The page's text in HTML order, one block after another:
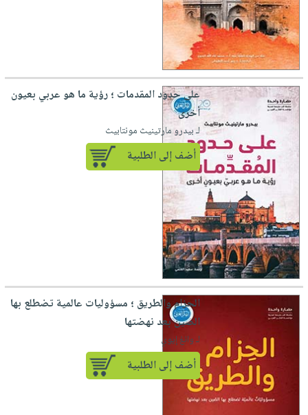
على حدود المقدمات ؛ رؤية ما هو عربي بعيون
أخرى
لـ بيدرو مارتينيث مونتابيث
أضف إلى الطلبية
الحزام والطريق ؛ مسؤوليات عالمية تضطلع بها
الصين بعد نهضتها
لـ وانغ إيوي
أضف إلى الطلبية